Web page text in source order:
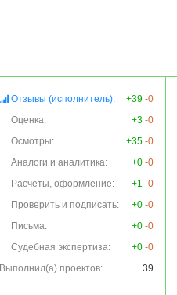
Отзывы (исполнитель): +39 -0
Оценка:
+3 -0
Осмотры:
+35 -0
Аналоги и аналитика:
+0 -0
Расчеты, оформление:
+1 -0
Проверить и подписать:
+0 -0
Письма:
+0 -0
Судебная экспертиза:
+0 -0
Выполнил(а) проектов:
39